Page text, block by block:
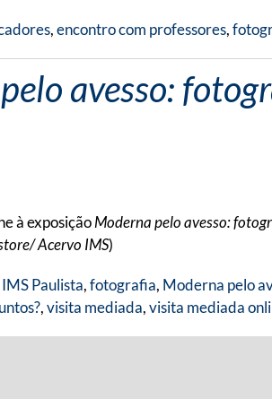
,encontro com professores,
avesso:
à exposiçãoModerna pelo avesso:
Acervo IMS)
Paulista,fotografia, Moderna pelo
,visita mediada,visita mediada